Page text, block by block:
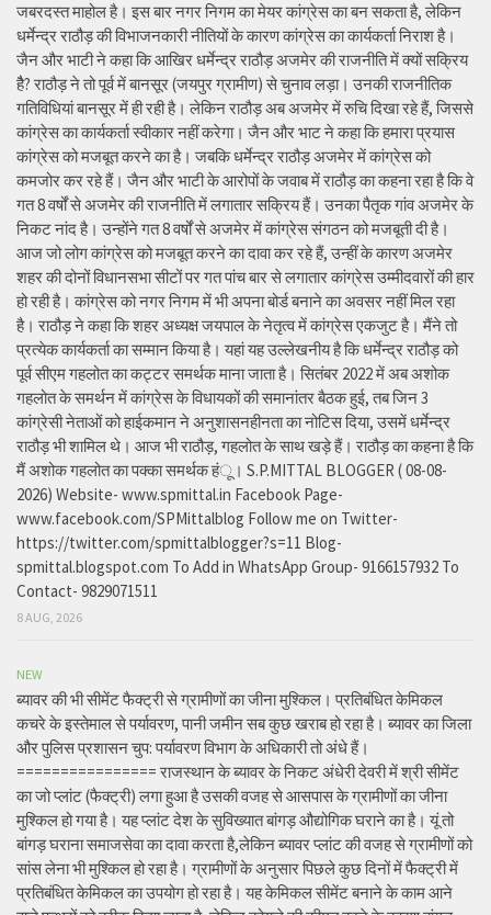
जबरदस्त माहोल है। इस बार नगर निगम का मेयर कांग्रेस का बन सकता है, लेकिन
धर्मेन्द्र राठौड़ की विभाजनकारी नीतियों के कारण कांग्रेस का कार्यकर्ता निराश है।
जैन और भाटी ने कहा कि आखिर धर्मेन्द्र राठौड़ अजमेर की राजनीति में क्यों सक्रिय
हैै? राठौड़ ने तो पूर्व में बानसूर (जयपुर ग्रामीण) से चुनाव लड़ा। उनकी राजनीतिक
गतिविधियां बानसूर में ही रही है। लेकिन राठौड़ अब अजमेर में रुचि दिखा रहे हैं, जिससे
कांग्रेस का कार्यकर्ता स्वीकार नहीं करेगा। जैन और भाट ने कहा कि हमारा प्रयास
कांग्रेस को मजबूत करने का है। जबकि धर्मेन्द्र राठौड़ अजमेर में कांग्रेस को
कमजोर कर रहे हैं। जैन और भाटी के आरोपों के जवाब में राठौड़ का कहना रहा है कि वे
गत 8 वर्षों से अजमेर की राजनीति में लगातार सक्रिय हैं। उनका पैतृक गांव अजमेर के
निकट नांद है। उन्होंने गत 8 वर्षों से अजमेर में कांग्रेस संगठन को मजबूती दी है।
आज जो लोग कांग्रेस को मजबूत करने का दावा कर रहे हैं, उन्हीं के कारण अजमेर
शहर की दोनों विधानसभा सीटों पर गत पांच बार से लगातार कांग्रेस उम्मीदवारों की हार
हो रही है। कांग्रेस को नगर निगम में भी अपना बोर्ड बनाने का अवसर नहीं मिल रहा
है। राठौड़ ने कहा कि शहर अध्यक्ष जयपाल के नेतृत्व में कांग्रेस एकजुट है। मैंने तो
प्रत्येक कार्यकर्ता का सम्मान किया है। यहां यह उल्लेखनीय है कि धर्मेन्द्र राठौड़ को
पूर्व सीएम गहलोत का कट्टर समर्थक माना जाता है। सितंबर 2022 में अब अशोक
गहलोत के समर्थन में कांग्रेस के विधायकों की समानांतर बैठक हुई, तब जिन 3
कांग्रेसी नेताओं को हाईकमान ने अनुशासनहीनता का नोटिस दिया, उसमें धर्मेन्द्र
राठौड़ भी शामिल थे। आज भी राठौड़, गहलोत के साथ खड़े हैं। राठौड़ का कहना है कि
मैं अशोक गहलोत का पक्का समर्थक हंू। S.P.MITTAL BLOGGER ( 08-08-
2026) Website- www.spmittal.in Facebook Page-
www.facebook.com/SPMittalblog Follow me on Twitter-
https://twitter.com/spmittalblogger?s=11 Blog-
spmittal.blogspot.com To Add in WhatsApp Group- 9166157932 To
Contact- 9829071511
8 AUG, 2026
NEW
ब्यावर की भी सीमेंट फैक्ट्री से ग्रामीणों का जीना मुश्किल। प्रतिबंधित केमिकल
कचरे के इस्तेमाल से पर्यावरण, पानी जमीन सब कुछ खराब हो रहा है। ब्यावर का जिला
और पुलिस प्रशासन चुप: पर्यावरण विभाग के अधिकारी तो अंधे हैं।
================ राजस्थान के ब्यावर के निकट अंधेरी देवरी में श्री सीमेंट
का जो प्लांट (फैक्ट्री) लगा हुआ है उसकी वजह से आसपास के ग्रामीणों का जीना
मुश्किल हो गया है। यह प्लांट देश के सुविख्यात बांगड़ औद्योगिक घराने का है। यूं तो
बांगड़ घराना समाजसेवा का दावा करता है,लेकिन ब्यावर प्लांट की वजह से ग्रामीणों को
सांस लेना भी मुश्किल हो रहा है। ग्रामीणों के अनुसार पिछले कुछ दिनों में फैक्ट्री में
प्रतिबंधित केमिकल का उपयोग हो रहा है। यह केमिकल सीमेंट बनाने के काम आने